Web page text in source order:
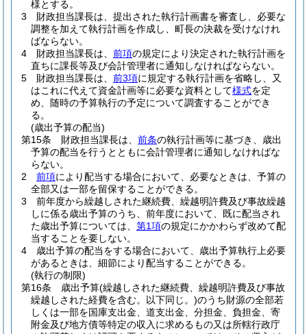
様とする。
3
財政担当課長は、提出された執行計画書を審査し、必要な
調整を加えて執行計画を作成し、町長の決裁を受けなけれ
ばならない。
4
財政担当課長は、 前項の規定により決定された執行計画を
直ちに課長等及び会計管理者に通知しなければならない。
5
財政担当課長は、 前3項に規定する執行計画を省略し、又
はこれに代えて資金計画等に必要な資料として様式を定
め、随時の予算執行の予定について調査することができ
る。
(歳出予算の配当)
第15条
財政担当課長は、 前条の執行計画等に基づき、歳出
予算の配当を行うとともに会計管理者に通知しなければな
らない。
2
前項により配当する場合において、必要なときは、予算の
全部又は一部を留保することができる。
3
前年度から繰越しされた継続費、繰越明許費及び事故繰越
しに係る歳出予算のうち、前年度において、既に配当され
た歳出予算については、 第1項の規定にかかわらず改めて配
当することを要しない。
4
歳出予算の配当をする場合において、歳出予算執行上必要
があるときは、細節により配当することができる。
(執行の制限)
第16条
歳出予算(繰越しされた継続費、繰越明許費及び事故
繰越しされた経費を含む。以下同じ。)のうち財源の全部若
しくは一部を国庫支出金、道支出金、分担金、負担金、寄
附金及び地方債等特定の収入に求めるもの又は所轄行政庁